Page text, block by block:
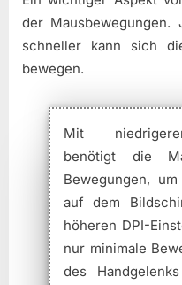
der
schneller kann sich
bewegen.
Mit
benötigt die
Bewegungen,
auf dem
höheren DPI-
nur minimale
des